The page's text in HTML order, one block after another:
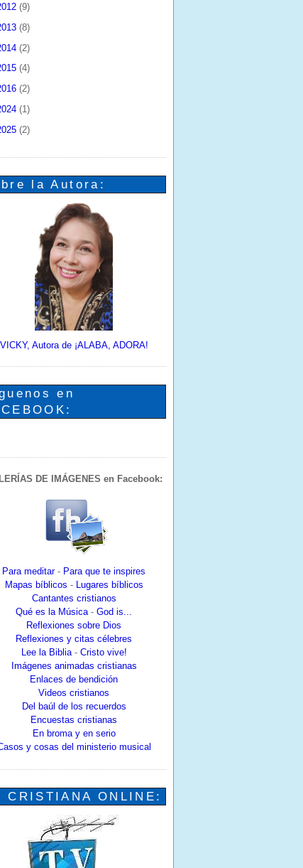
(9)
(8)
(2)
(4)
(2)
(1)
(2)
la Autora:
VICKY, Autora de ¡ALABA, ADORA!
en
DE IMÁGENES en Facebook:
Para meditar- Para que te inspires
Mapas bíblicos - Lugares bíblicos
Cantantes cristianos
Qué es la Música - God is...
Reflexiones sobre Dios
Reflexiones y citas célebres
Lee la Biblia- Cristo vive!
Imágenes animadas cristianas
Enlaces de bendición
Videos cristianos
Del baúl de los recuerdos
Encuestas cristianas
En broma y en serio
y cosas del ministerio musical
CRISTIANA ONLINE: